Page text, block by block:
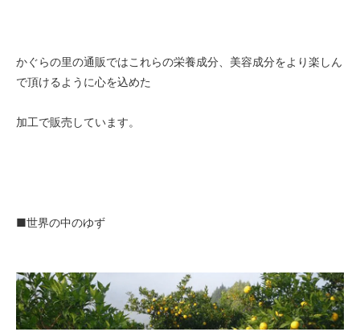
かぐらの里の通販ではこれらの栄養成分、美容成分をより楽しん
で頂けるように心を込めた
加工で販売しています。
■世界の中のゆず